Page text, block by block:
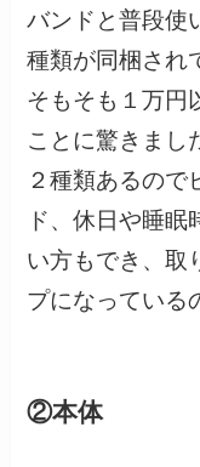
バンドと普段使
種類が同梱され
そもそも１万円
ことに驚きまし
２種類あるので
ド、休日や睡
い方もでき、取
プになっている
②本体